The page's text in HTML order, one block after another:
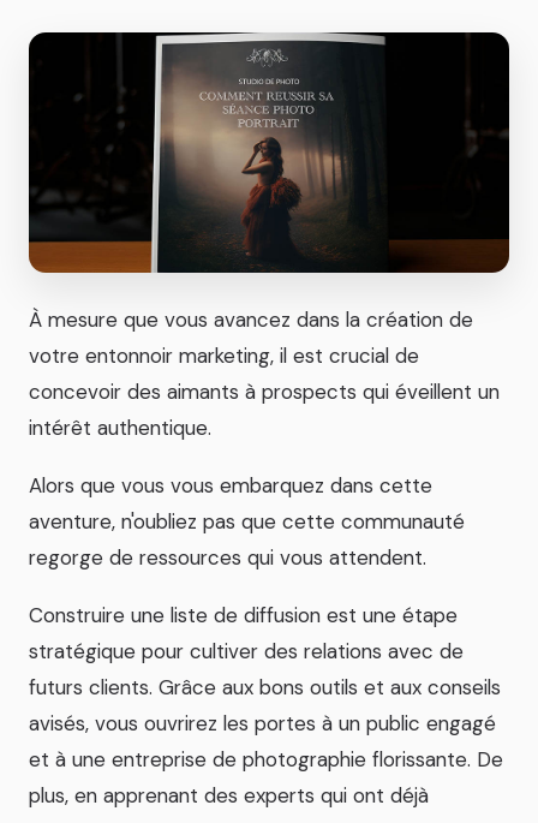
À mesure que vous avancez dans la création de
votre entonnoir marketing, il est crucial de
concevoir des aimants à prospects qui éveillent un
intérêt authentique.
Alors que vous vous embarquez dans cette
aventure, n'oubliez pas que cette communauté
regorge de ressources qui vous attendent.
Construire une liste de diffusion est une étape
stratégique pour cultiver des relations avec de
futurs clients. Grâce aux bons outils et aux conseils
avisés, vous ouvrirez les portes à un public engagé
et à une entreprise de photographie florissante. De
plus, en apprenant des experts qui ont déjà